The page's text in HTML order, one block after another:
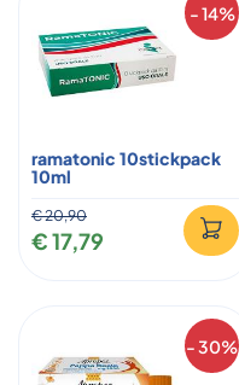
- 14%
ramatonic 10stickpack
10ml
€ 20,90
€ 17,79
- 30%